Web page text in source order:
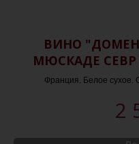
ВИНО "ДОМЕН
МЮСКАДЕ
Франция. Белое сухое.
2